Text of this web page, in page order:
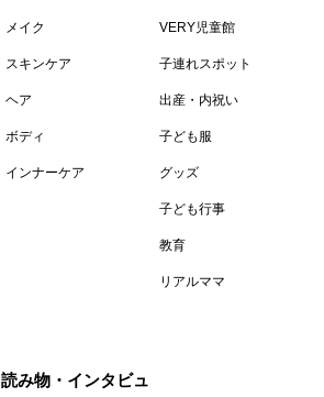
メイク
スキンケア
ヘア
ボディ
インナーケア
VERY児童館
子連れスポット
出産・内祝い
子ども服
グッズ
子ども行事
教育
リアルママ
読み物・インタビュ